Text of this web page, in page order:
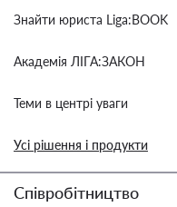
Знайти юриста Liga:BOOK
Академія ЛІГА:ЗАКОН
Теми в центрі уваги
Усі рішення і продукти
Співробітництво